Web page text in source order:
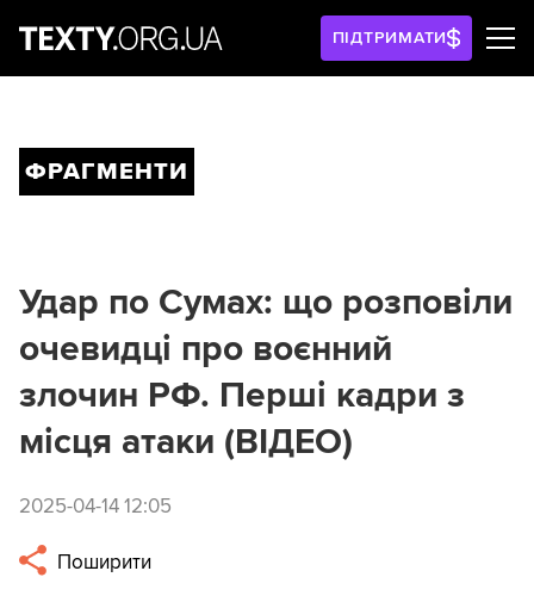
ПІДТРИМАТИ
ФРАГМЕНТИ
Удар по Сумах: що розповіли
очевидці про воєнний
злочин РФ. Перші кадри з
місця атаки (ВІДЕО)
2025-04-14 12:05
Поширити